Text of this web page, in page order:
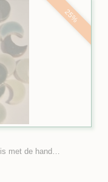
25%
met de hand…